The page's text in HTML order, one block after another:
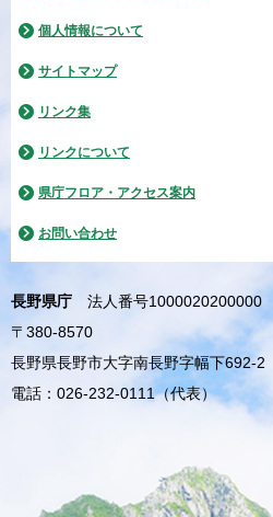
個人情報について
サイトマップ
リンク集
リンクについて
県庁フロア・アクセス案内
お問い合わせ
長野県庁
法人番号1000020200000
〒380-8570
長野県長野市大字南長野字幅下692-2
電話：026-232-0111（代表）